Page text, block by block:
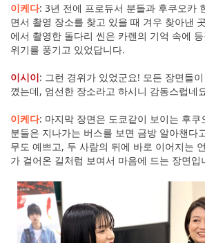
이케다: 3년 전에 프로듀서 분들과 후쿠오카
면서 촬영 장소를 찾고 있을 때 겨우 찾아낸
에서 촬영한 돌다리 씬은 카렌의 기억 속에
위기를 풍기고 있었답니다.
이시이: 그런 경위가 있었군요! 모든 장면들
꼈는데, 엄선한 장소라고 하시니 감동스럽네
이케다: 마지막 장면은 도쿄같이 보이는 후쿠
분들은 지나가는 버스를 보면 금방 알아챈다
무도 예쁘고, 두 사람의 뒤에 바로 이어지는
가 걸어온 길처럼 보여서 마음에 드는 장면입